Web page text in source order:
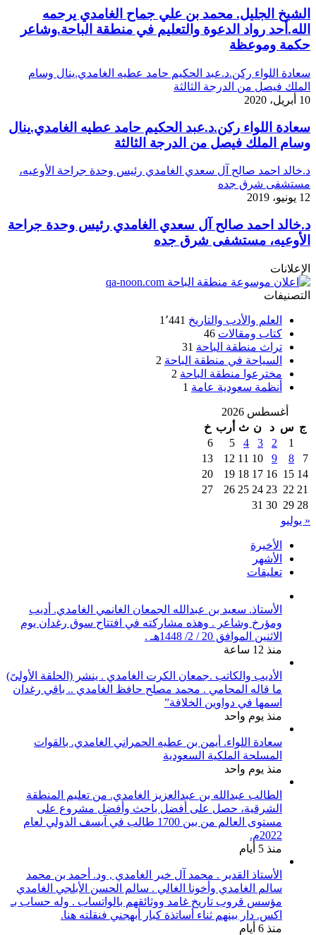
الشيخ الجليل. محمد بن علي جماح الغامدي يرحمه
الله.أحد رواد الدعوة والتعليم في منطقة الباحة.وشاعر
حكمة وموعظة
سعادة اللواء ركن.د.عبد الحكيم حامد عطيه الغامدي.ينال وسام
الملك فيصل من الدرجة الثالثة
10 أبريل، 2020
سعادة اللواء ركن.د.عبد الحكيم حامد عطيه الغامدي.ينال
وسام الملك فيصل من الدرجة الثالثة
د.خالد احمد صالح آل سعدي الغامدي رئيس وحدة جراحة الأوعيه،
مستشفى شرق جده
12 يونيو، 2019
د.خالد احمد صالح آل سعدي الغامدي رئيس وحدة جراحة
الأوعيه، مستشفى شرق جده
الإعلانات
التصنيفات
العلم والأدب والتاريخ 1٬441
كتاب ومقالات 46
تراث منطقة الباحة 31
السياحة في منطقة الباحة 2
مخترعوا منطقة الباحة 2
أنظمة سعودية عامة 1
أغسطس 2026
ج س د ن ث أرب خ
1
2
3
4
5
6
7
8
9
10
11
12
13
14
15
16
17
18
19
20
21
22
23
24
25
26
27
28
29
30
31
« يوليو
الأخيرة
الأشهر
تعليقات
الأستاذ. سعيد بن عبدالله الجمعان الغانمي الغامدي. أديب
ومؤرخ وشاعر . وهذه مشاركته في افتتاح سوق رغدان يوم
الاثنين الموافق 20 / 2/ 1448هـ .
منذ 12 ساعة
الأديب والكاتب .جمعان الكرت الغامدي . ينشر (الحلقة الأولىً)
ما قاله المحامي . محمد مصلح حافظ الغامدي .. باقي رغدان
اسمها في دواوين الخلافة”
منذ يوم واحد
سعادة اللواء. أيمن بن عطيه الحمراني الغامدي. بالقوات
المسلحة الملكية السعودية
منذ يوم واحد
الطالب عبدالله بن عبدالعزيز الغامدي. من تعليم المنطقة
الشرقية، حصل على أفضل باحث وأفضل مشروع على
مستوى العالم من بين 1700 طالب في آيسف الدولي لعام
2022م.
منذ 5 أيام
الأستاذ القدير . محمد آل خير الغامدي , ود. أحمد بن محمد
سالم الغامدي وأخونا الغالي . سالم الحسن الأبلجي الغامدي
مؤسس قروب تاريخ غامد ووثائقهم بالواتساب . وله حساب بـ
اكس. دار بينهم ثناء أساتذة كبار أبهجني فنقلته هنا.
منذ 6 أيام